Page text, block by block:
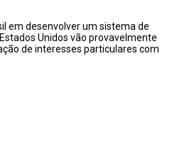
em desenvolver um sistema de
Unidos vão provavelmente
de interesses particulares com